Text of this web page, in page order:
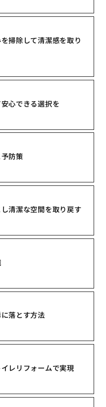
掃除して清潔感を取り
心できる選択を
防策
清潔な空間を取り戻す
落とす方法
レリフォームで実現